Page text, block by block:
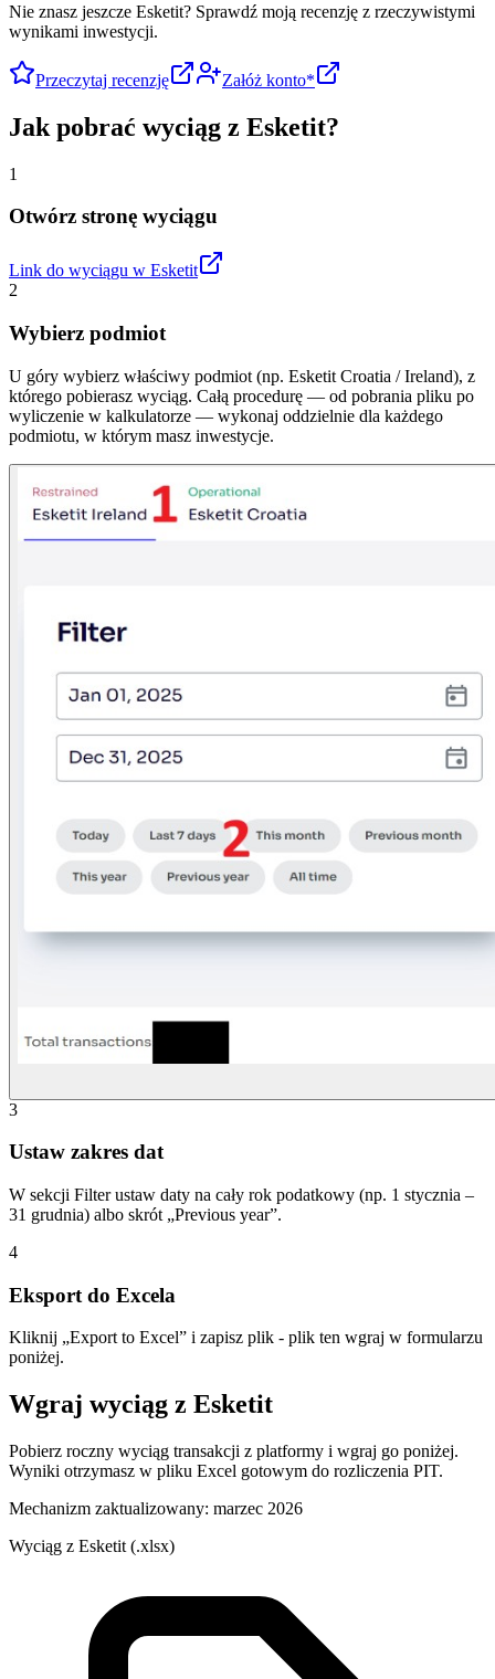
Nie znasz jeszcze Esketit? Sprawdź moją recenzję z rzeczywistymi
wynikami inwestycji.
Przeczytaj recenzję Załóż konto*
Jak pobrać wyciąg z Esketit?
1
Otwórz stronę wyciągu
Link do wyciągu w Esketit
2
Wybierz podmiot
U góry wybierz właściwy podmiot (np. Esketit Croatia / Ireland), z
którego pobierasz wyciąg. Całą procedurę — od pobrania pliku po
wyliczenie w kalkulatorze — wykonaj oddzielnie dla każdego
podmiotu, w którym masz inwestycje.
3
Ustaw zakres dat
W sekcji Filter ustaw daty na cały rok podatkowy (np. 1 stycznia –
31 grudnia) albo skrót „Previous year”.
4
Eksport do Excela
Kliknij „Export to Excel” i zapisz plik - plik ten wgraj w formularzu
poniżej.
Wgraj wyciąg z Esketit
Pobierz roczny wyciąg transakcji z platformy i wgraj go poniżej.
Wyniki otrzymasz w pliku Excel gotowym do rozliczenia PIT.
Mechanizm zaktualizowany: marzec 2026
Wyciąg z Esketit (.xlsx)